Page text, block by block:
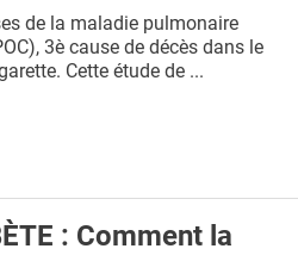
de la maladie pulmonaire
3è cause de décès dans le
Cette étude de ...
: Comment la